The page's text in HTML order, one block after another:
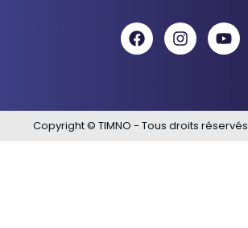
Copyright © TIMNO - Tous droits réservés